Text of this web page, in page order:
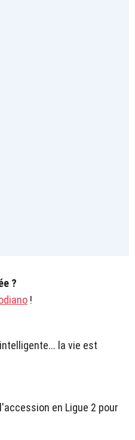
?
!
la vie est
en Ligue 2 pour